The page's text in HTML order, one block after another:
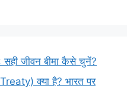
जीवन बीमा कैसे चुनें?
क्या है? भारत पर